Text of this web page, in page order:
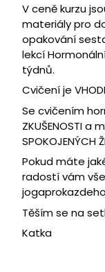
V ceně kurzu
materiály pro
opakování
lekcí
týdnů.
Cvičení je
Se cvičením
ZKUŠENOSTI a
SPOKOJENÝCH
Pokud máte
radostí vám
Těším se na
Katka